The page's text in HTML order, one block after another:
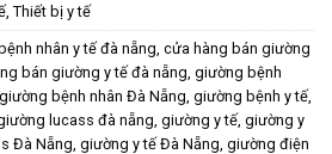
, Thiết bị y tế
nhân y tế đà nẵng, cửa hàng bán giường
bán giường y tế đà nẵng, giường bệnh
giường bệnh nhân Đà Nẵng, giường bệnh y tế,
lucass đà nẵng, giường y tế, giường y
Đà Nẵng, giường y tế Đà Nẵng, giường điện